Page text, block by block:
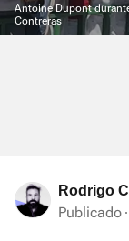
Antoine Dupont
Contreras
Rodrigo
Publicado